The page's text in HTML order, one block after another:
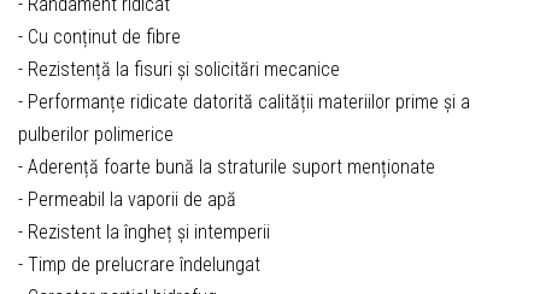
- Cu conținut de fibre
- Rezistență la fisuri și solicitări mecanice
- Performanțe ridicate datorită calității materiilor prime și a
pulberilor polimerice
- Aderență foarte bună la straturile suport menționate
- Permeabil la vaporii de apă
- Rezistent la îngheț și intemperii
- Timp de prelucrare îndelungat